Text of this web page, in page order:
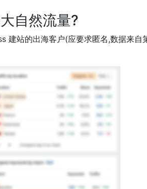
自然流量?
建站的出海客户(应要求匿名,数据来自